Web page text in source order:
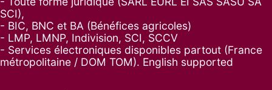
SCI),
- BIC, BNC et BA (Bénéfices agricoles)
- LMP, LMNP, Indivision, SCI, SCCV
- Services électroniques disponibles partout (France
métropolitaine / DOM TOM). English supported